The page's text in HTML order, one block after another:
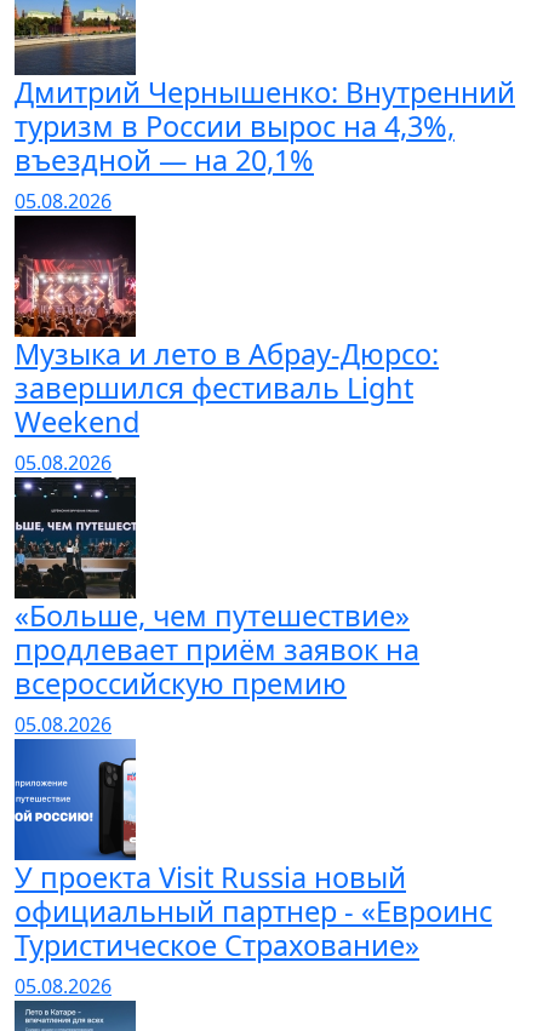
Дмитрий Чернышенко: Внутренний
туризм в России вырос на 4,3%,
въездной — на 20,1%
05.08.2026
Музыка и лето в Абрау-Дюрсо:
завершился фестиваль Light
Weekend
05.08.2026
«Больше, чем путешествие»
продлевает приём заявок на
всероссийскую премию
05.08.2026
У проекта Visit Russia новый
официальный партнер - «Евроинс
Туристическое Страхование»
05.08.2026